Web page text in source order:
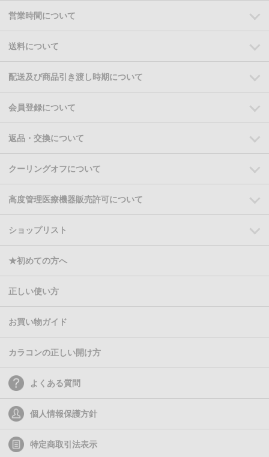
営業時間について
送料について
配送及び商品引き渡し時期について
会員登録について
返品・交換について
クーリングオフについて
高度管理医療機器販売許可について
ショップリスト
★初めての方へ
正しい使い方
お買い物ガイド
カラコンの正しい開け方
よくある質問
個人情報保護方針
特定商取引法表示